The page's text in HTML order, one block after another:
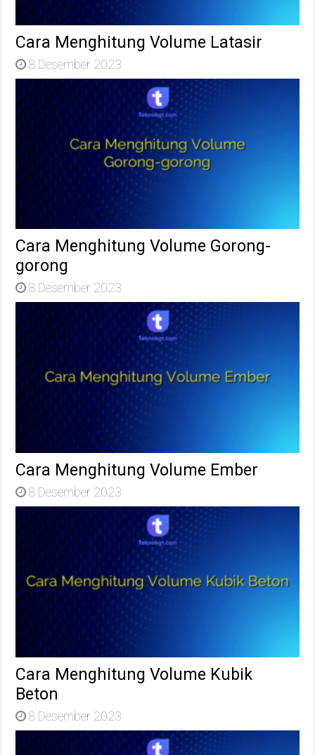
Cara Menghitung Volume Latasir
8 Desember 2023
Cara Menghitung Volume Gorong-
gorong
8 Desember 2023
Cara Menghitung Volume Ember
8 Desember 2023
Cara Menghitung Volume Kubik
Beton
8 Desember 2023